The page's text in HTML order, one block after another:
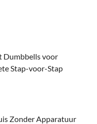
Dumbbells voor
Stap-voor-Stap
Zonder Apparatuur